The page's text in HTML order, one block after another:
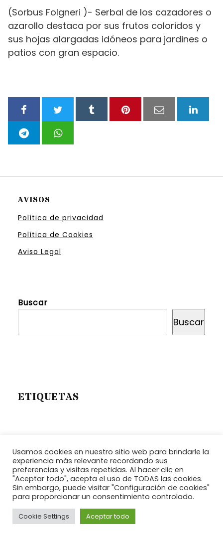
(Sorbus Folgneri )- Serbal de los cazadores​ o
azarollo destaca por sus frutos coloridos y
sus hojas alargadas idóneos para jardines o
patios con gran espacio.
AVISOS
Política de privacidad
Política de Cookies
Aviso Legal
Buscar
Buscar
ETIQUETAS
alimentos de calidad
alimentos sanos arte topiario
bambú cactus candlillo cola de gato
decoración decoración con buganvillas
diseño en bambú diy enredaderas escaleras
esculturas vivas
flores gavión geranios
Usamos cookies en nuestro sitio web para brindarle la
experiencia más relevante recordando sus
preferencias y visitas repetidas. Al hacer clic en
"Aceptar todo", acepta el uso de TODAS las cookies.
Sin embargo, puede visitar "Configuración de cookies"
para proporcionar un consentimiento controlado.
Cookie Settings Aceptar todo